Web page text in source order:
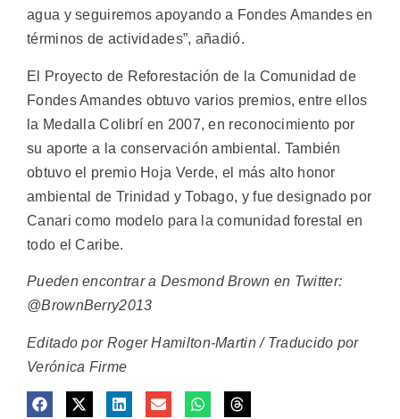
agua y seguiremos apoyando a Fondes Amandes en
términos de actividades”, añadió.
El Proyecto de Reforestación de la Comunidad de
Fondes Amandes obtuvo varios premios, entre ellos
la Medalla Colibrí en 2007, en reconocimiento por
su aporte a la conservación ambiental. También
obtuvo el premio Hoja Verde, el más alto honor
ambiental de Trinidad y Tobago, y fue designado por
Canari como modelo para la comunidad forestal en
todo el Caribe.
Pueden encontrar a Desmond Brown en Twitter:
@BrownBerry2013
Editado por Roger Hamilton-Martin / Traducido por
Verónica Firme